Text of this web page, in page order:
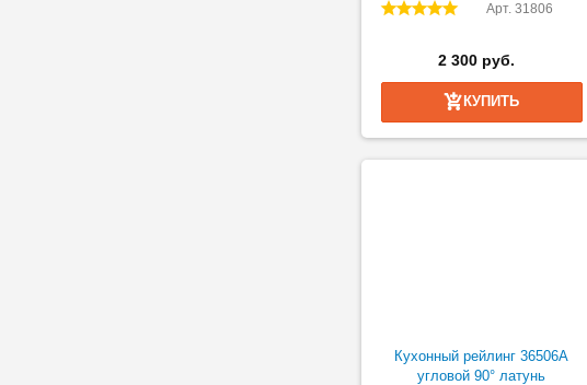
Арт. 31806
2 300 руб.
КУПИТЬ
Кухонный рейлинг 36506А
угловой 90° латунь